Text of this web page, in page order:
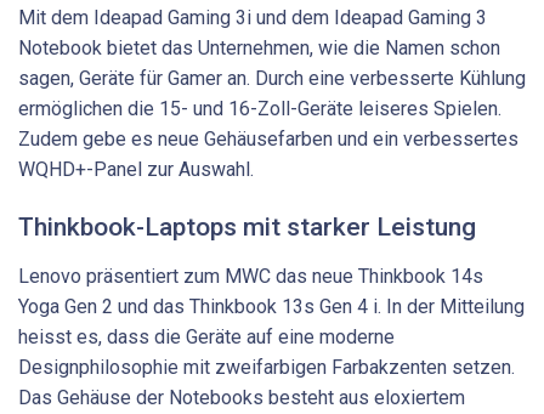
Mit dem Ideapad Gaming 3i und dem Ideapad Gaming 3
Notebook bietet das Unternehmen, wie die Namen schon
sagen, Geräte für Gamer an. Durch eine verbesserte Kühlung
ermöglichen die 15- und 16-Zoll-Geräte leiseres Spielen.
Zudem gebe es neue Gehäusefarben und ein verbessertes
WQHD+-Panel zur Auswahl.
Thinkbook-Laptops mit starker Leistung
Lenovo präsentiert zum MWC das neue Thinkbook 14s
Yoga Gen 2 und das Thinkbook 13s Gen 4 i. In der Mitteilung
heisst es, dass die Geräte auf eine moderne
Designphilosophie mit zweifarbigen Farbakzenten setzen.
Das Gehäuse der Notebooks besteht aus eloxiertem